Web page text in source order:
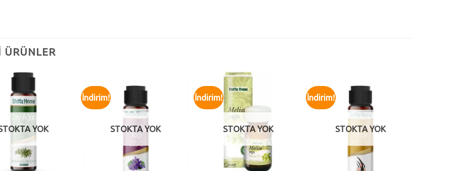
ÜRÜNLER
YOK
İndirim!
STOKTA YOK
İndirim!
STOKTA YOK
İndirim!
STOKTA YOK